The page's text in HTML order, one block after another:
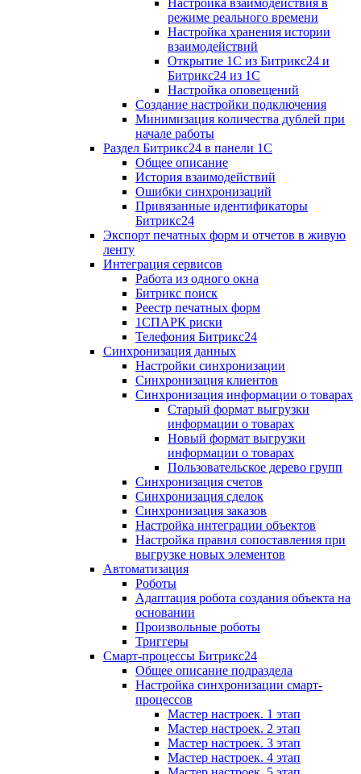
Настройка взаимодействия в
режиме реального времени
Настройка хранения истории
взаимодействий
Открытие 1С из Битрикс24 и
Битрикс24 из 1С
Настройка оповещений
Создание настройки подключения
Минимизация количества дублей при
начале работы
Раздел Битрикс24 в панели 1С
Общее описание
История взаимодействий
Ошибки синхронизаций
Привязанные идентификаторы
Битрикс24
Экспорт печатных форм и отчетов в живую
ленту
Интеграция сервисов
Работа из одного окна
Битрикс поиск
Реестр печатных форм
1СПАРК риски
Телефония Битрикс24
Синхронизация данных
Настройки синхронизации
Синхронизация клиентов
Синхронизация информации о товарах
Старый формат выгрузки
информации о товарах
Новый формат выгрузки
информации о товарах
Пользовательское дерево групп
Синхронизация счетов
Синхронизация сделок
Синхронизация заказов
Настройка интеграции объектов
Настройка правил сопоставления при
выгрузке новых элементов
Автоматизация
Роботы
Адаптация робота создания объекта на
основании
Произвольные роботы
Триггеры
Смарт-процессы Битрикс24
Общее описание подраздела
Настройка синхронизации смарт-
процессов
Мастер настроек. 1 этап
Мастер настроек. 2 этап
Мастер настроек. 3 этап
Мастер настроек. 4 этап